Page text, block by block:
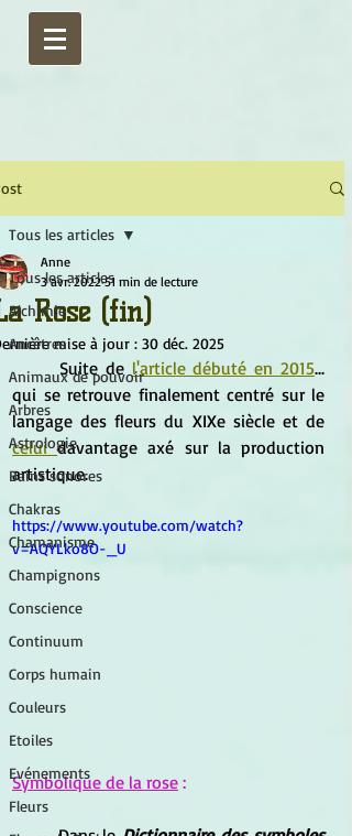
Tous les articles
Alchimie
Ancêtres
Animaux de pouvoir
Arbres
Astrologie
Bains sonores
Chakras
Chamanisme
Champignons
Conscience
Continuum
Corps humain
Couleurs
Etoiles
Evénements
Fleurs
Tous les articles
Rose (fin)
Anne
3 avr. 2022 51 min de lecture
mise à jour : 30 déc. 2025
	Suite de
l'article débuté en 2015...
qui se retrouve finalement centré sur le
celui davantage axé sur la production
artistique.
https://www.youtube.com/watch?
v=AQYLko8O-_U
Symbolique de la rose :